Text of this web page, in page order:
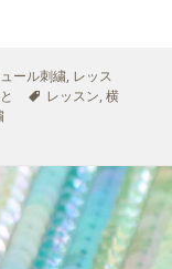
ール刺繍, レッス
タ
レッスン,横